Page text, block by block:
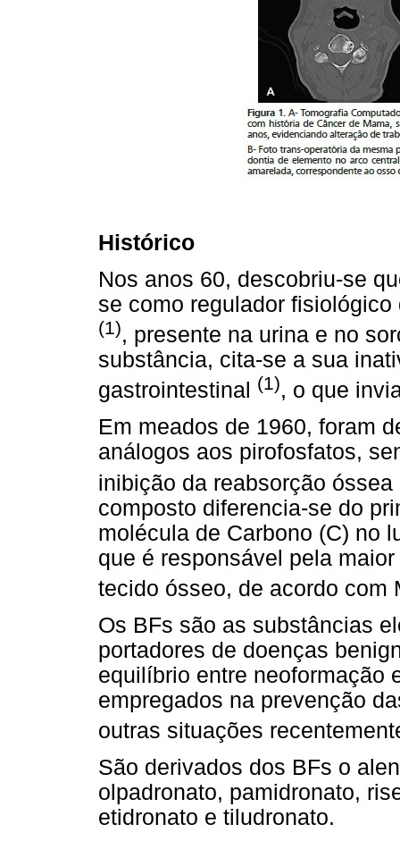
Histórico
Nos anos 60, descobriu-se
se como regulador
(1), presente na urina e no
substância, cita-se a sua
gastrointestinal
(1), o que
Em meados de 1960, foram
análogos aos pirofosfatos,
inibição da reabsorção
composto diferencia-se do
molécula de Carbono (C) no
que é responsável pela
tecido ósseo, de acordo com
Os BFs são as substâncias
portadores de doenças
equilíbrio entre neoformação
empregados na prevenção
outras situações
São derivados dos BFs o
olpadronato, pamidronato,
etidronato e tiludronato.